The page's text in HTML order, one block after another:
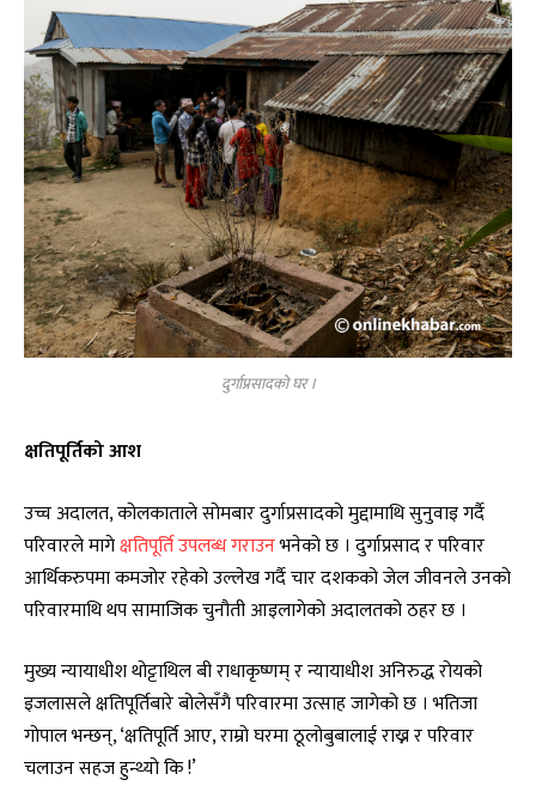
दुर्गाप्रसादको घर ।
क्षतिपूर्तिको आश
उच्च अदालत, कोलकाताले सोमबार दुर्गाप्रसादको मुद्दामाथि सुनुवाइ गर्दै
परिवारले मागेक्षतिपूर्ति उपलब्ध गराउनभनेको छ । दुर्गाप्रसाद र परिवार
आर्थिकरुपमा कमजोर रहेको उल्लेख गर्दै चार दशकको जेल जीवनले उनको
परिवारमाथि थप सामाजिक चुनौती आइलागेको अदालतको ठहर छ ।
मुख्य न्यायाधीश थोट्टाथिल बी राधाकृष्णम् र न्यायाधीश अनिरुद्ध रोयको
इजलासले क्षतिपूर्तिबारे बोलेसँगै परिवारमा उत्साह जागेको छ । भतिजा
गोपाल भन्छन्, ‘क्षतिपूर्ति आए, राम्रो घरमा ठूलोबुबालाई राख्न र परिवार
चलाउन सहज हुन्थ्यो कि !’